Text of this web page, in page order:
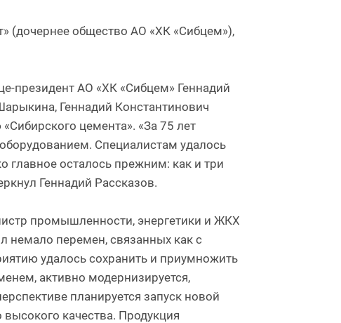
(дочернее общество АО «ХК «Сибцем»),
президент АО «ХК «Сибцем» Геннадий
Геннадий Константинович
цемента». «За 75 лет
Специалистам удалось
главное осталось прежним: как и три
Геннадий Рассказов.
промышленности, энергетики и ЖКХ
немало перемен, связанных как с
удалось сохранить и приумножить
активно модернизируется,
планируется запуск новой
качества. Продукция